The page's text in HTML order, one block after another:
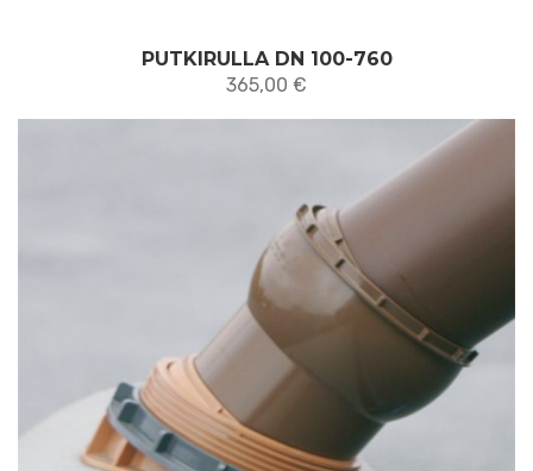
PUTKIRULLA DN 100-760
365,00 €